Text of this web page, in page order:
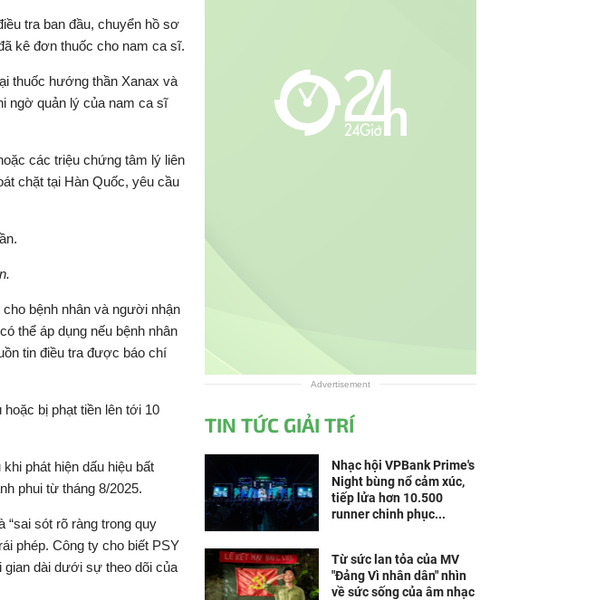
tra ban đầu, chuyển hồ sơ
kê đơn thuốc cho nam ca sĩ.
thuốc hướng thần Xanax và
ngờ quản lý của nam ca sĩ
các triệu chứng tâm lý liên
chặt tại Hàn Quốc, yêu cầu
bệnh nhân và người nhận
thể áp dụng nếu bệnh nhân
tin điều tra được báo chí
bị phạt tiền lên tới 10
phát hiện dấu hiệu bất
phui từ tháng 8/2025.
“sai sót rõ ràng trong quy
phép. Công ty cho biết PSY
dài dưới sự theo dõi của
Advertisement
TIN TỨC GIẢI TRÍ
Nhạc hội VPBank Prime's
Night bùng nổ cảm xúc,
tiếp lửa hơn 10.500
runner chinh phục...
Từ sức lan tỏa của MV
"Đảng Vì nhân dân" nhìn
về sức sống của âm nhạc